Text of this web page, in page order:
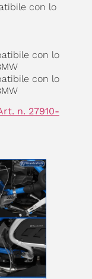
con lo
con lo
con lo
n. 27910-